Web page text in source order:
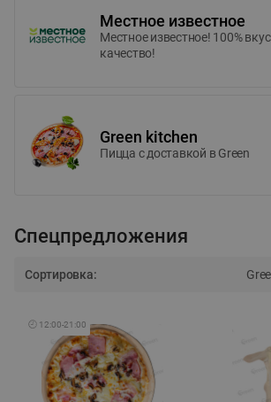
Местное известное
Местное известное! 100%
качество!
Green kitchen
Пицца c доставкой в Green
Спецпредложения
Сортировка:
🕘 12:00-21:00